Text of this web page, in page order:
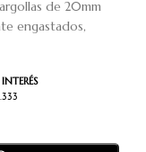
de 20mm
engastados,